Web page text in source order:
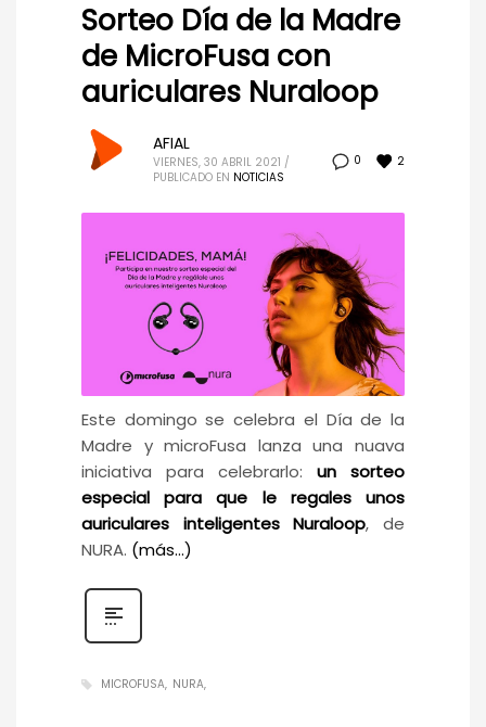
Sorteo Día de la Madre
de MicroFusa con
auriculares Nuraloop
0 2
AFIAL
VIERNES, 30 ABRIL 2021 /
PUBLICADO EN NOTICIAS
Este domingo se celebra el Día de la
Madre y microFusa lanza una nuava
iniciativa para celebrarlo: un sorteo
especial para que le regales unos
auriculares inteligentes Nuraloop, de
NURA. (más…)
MICROFUSA NURA